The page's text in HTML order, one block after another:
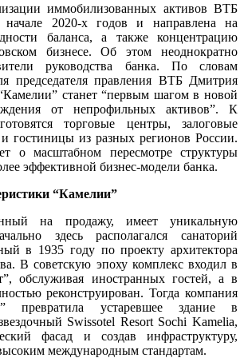
иммобилизованных активов ВТБ
начале 2020-х годов и направлена на
баланса, а также концентрацию
бизнесе. Об этом неоднократно
руководства банка. По словам
председателя правления ВТБ Дмитрия
станет “первым шагом в новой
от непрофильных активов”. К
торговые центры, залоговые
гостиницы из разных регионов России.
о масштабном пересмотре структуры
эффективной бизнес-модели банка.
“Камелии”
на продажу, имеет уникальную
здесь располагался санаторий
в 1935 году по проекту архитектора
В советскую эпоху комплекс входил в
обслуживая иностранных гостей, а в
реконструирован. Тогда компания
превратила устаревшее здание в
Swissotel Resort Sochi Kamelia,
фасад и создав инфраструктуру,
международным стандартам.